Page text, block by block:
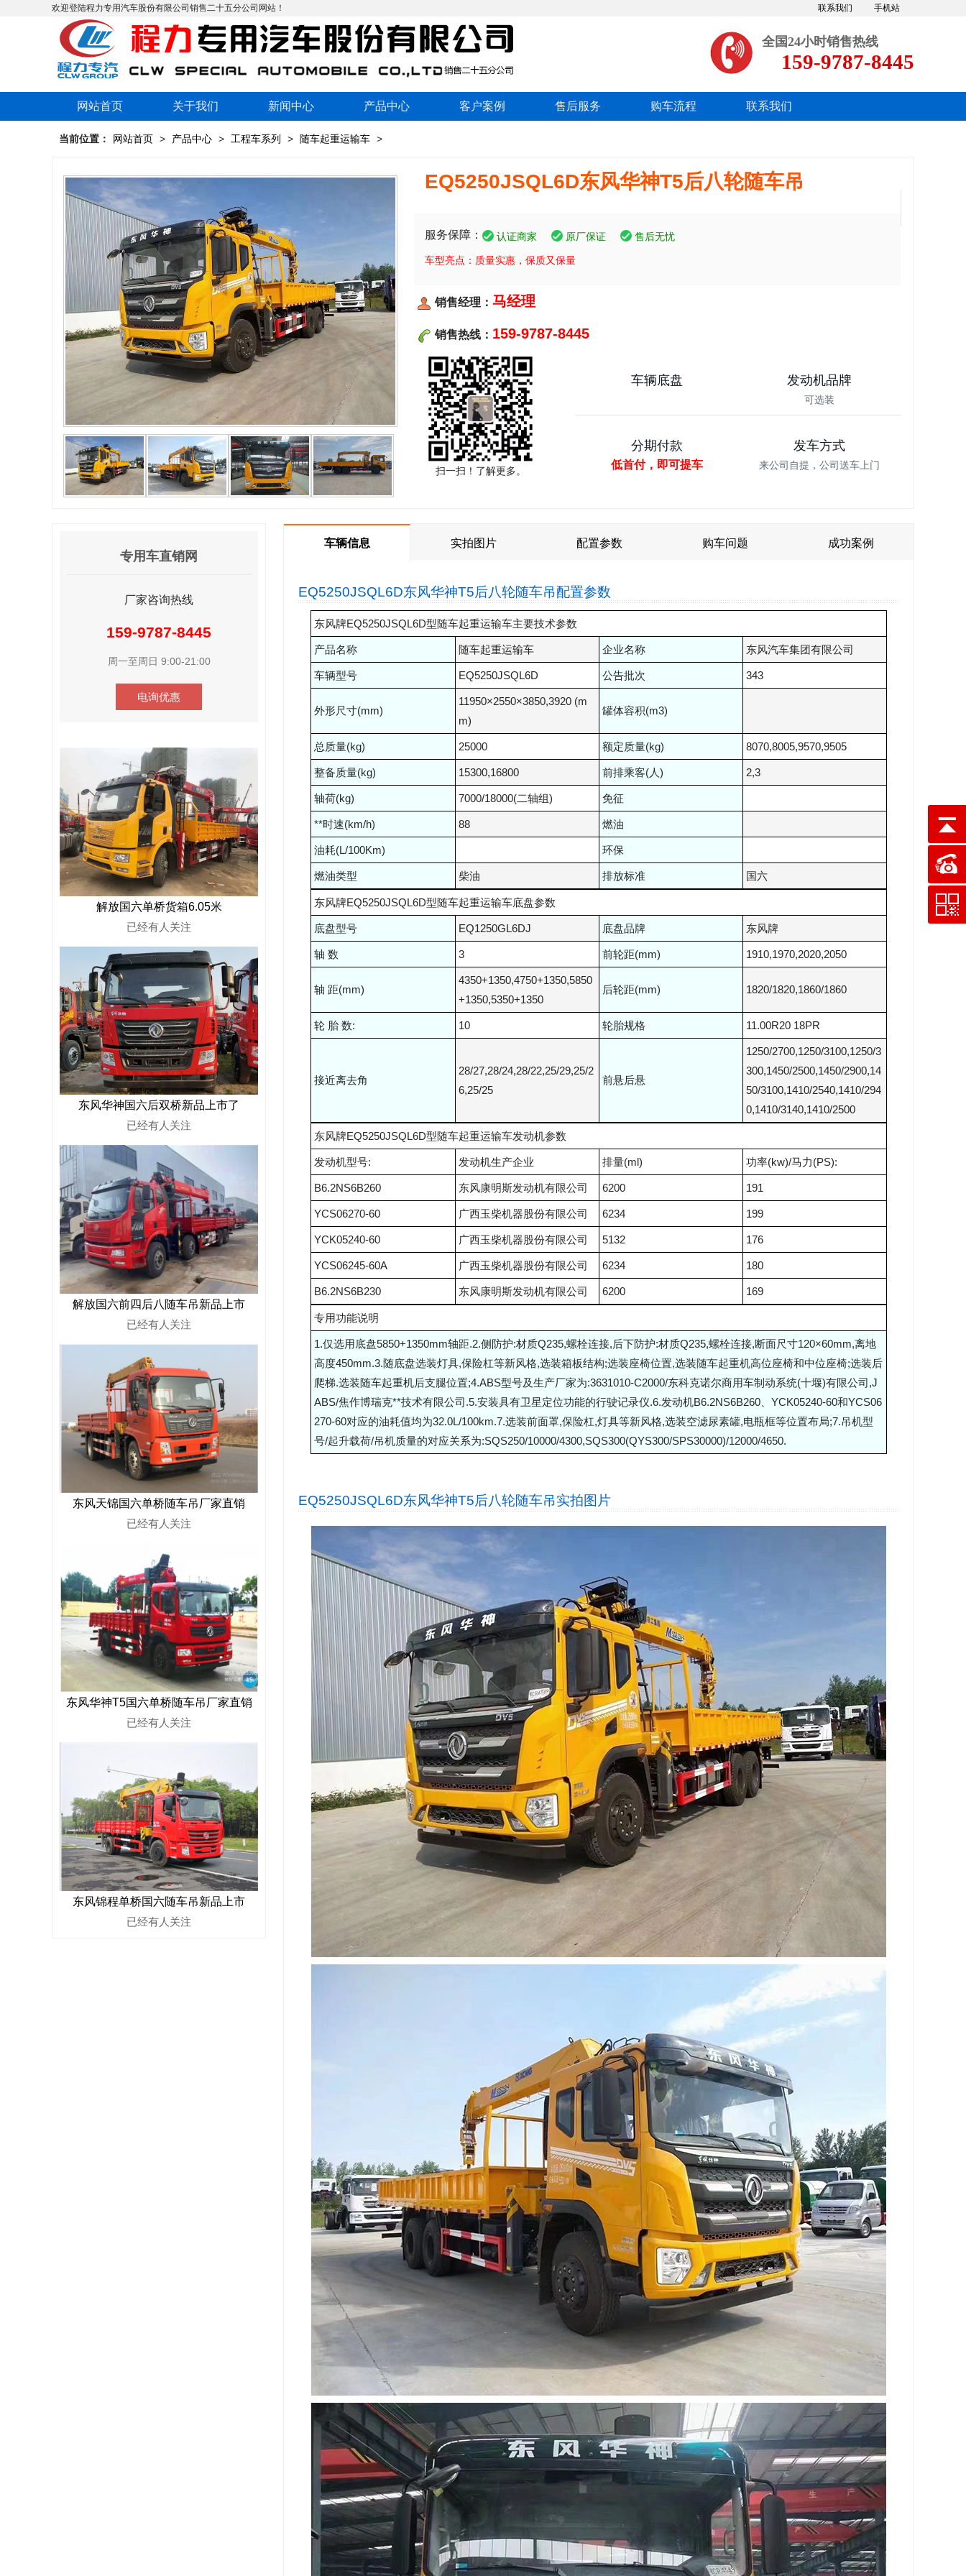
欢迎登陆程力专用汽车股份有限公司销售二十五分公司网站！ 手机站
联系我们
全国24小时销售热线
159-9787-8445
网站首页 关于我们 新闻中心 产品中心 客户案例 售后服务 购车流程 联系我们
当前位置： 网站首页 > 产品中心 > 工程车系列 > 随车起重运输车 >
EQ5250JSQL6D东风华神T5后八轮随车吊
服务保障： 认证商家 原厂保证 售后无忧
车型亮点：质量实惠，保质又保量
销售经理： 马经理
销售热线： 159-9787-8445
扫一扫！了解更多。
车辆底盘 发动机品牌
可选装
分期付款
低首付，即可提车
发车方式
来公司自提，公司送车上门
车辆信息 实拍图片 配置参数 购车问题 成功案例
EQ5250JSQL6D东风华神T5后八轮随车吊配置参数
东风牌EQ5250JSQL6D型随车起重运输车主要技术参数
产品名称 随车起重运输车 企业名称 东风汽车集团有限公司
车辆型号 EQ5250JSQL6D 公告批次 343
外形尺寸(mm)
11950×2550×3850,3920 (m
m)
罐体容积(m3)
总质量(kg) 25000 额定质量(kg) 8070,8005,9570,9505
整备质量(kg) 15300,16800 前排乘客(人) 2,3
轴荷(kg) 7000/18000(二轴组) 免征
**时速(km/h) 88 燃油
油耗(L/100Km) 环保
燃油类型 柴油 排放标准 国六
东风牌EQ5250JSQL6D型随车起重运输车底盘参数
底盘型号 EQ1250GL6DJ 底盘品牌 东风牌
轴 数 3 前轮距(mm) 1910,1970,2020,2050
轴 距(mm)
4350+1350,4750+1350,5850
+1350,5350+1350
后轮距(mm) 1820/1820,1860/1860
轮 胎 数: 10 轮胎规格 11.00R20 18PR
接近离去角
28/27,28/24,28/22,25/29,25/2
6,25/25
前悬后悬
1250/2700,1250/3100,1250/3
300,1450/2500,1450/2900,14
50/3100,1410/2540,1410/294
0,1410/3140,1410/2500
东风牌EQ5250JSQL6D型随车起重运输车发动机参数
发动机型号: 发动机生产企业 排量(ml) 功率(kw)/马力(PS):
B6.2NS6B260 东风康明斯发动机有限公司 6200 191
YCS06270-60 广西玉柴机器股份有限公司 6234 199
YCK05240-60 广西玉柴机器股份有限公司 5132 176
YCS06245-60A 广西玉柴机器股份有限公司 6234 180
B6.2NS6B230 东风康明斯发动机有限公司 6200 169
专用功能说明
1.仅选用底盘5850+1350mm轴距.2.侧防护:材质Q235,螺栓连接,后下防护:材质Q235,螺栓连接,断面尺寸120×60mm,离地
高度450mm.3.随底盘选装灯具,保险杠等新风格,选装箱板结构;选装座椅位置,选装随车起重机高位座椅和中位座椅;选装后
爬梯.选装随车起重机后支腿位置;4.ABS型号及生产厂家为:3631010-C2000/东科克诺尔商用车制动系统(十堰)有限公司,J
ABS/焦作博瑞克**技术有限公司.5.安装具有卫星定位功能的行驶记录仪.6.发动机B6.2NS6B260、YCK05240-60和YCS06
270-60对应的油耗值均为32.0L/100km.7.选装前面罩,保险杠,灯具等新风格,选装空滤尿素罐,电瓶框等位置布局;7.吊机型
号/起升载荷/吊机质量的对应关系为:SQS250/10000/4300,SQS300(QYS300/SPS30000)/12000/4650.
EQ5250JSQL6D东风华神T5后八轮随车吊实拍图片
专用车直销网
厂家咨询热线
159-9787-8445
周一至周日 9:00-21:00
电询优惠
解放国六单桥货箱6.05米
已经有人关注
东风华神国六后双桥新品上市了
已经有人关注
解放国六前四后八随车吊新品上市
已经有人关注
东风天锦国六单桥随车吊厂家直销
已经有人关注
东风华神T5国六单桥随车吊厂家直销
已经有人关注
东风锦程单桥国六随车吊新品上市
已经有人关注